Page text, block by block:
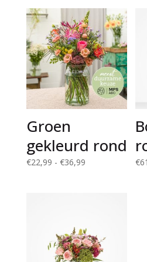
Groen
gekleurd rond
€22,99 - €36,99Prijsklasse:
€